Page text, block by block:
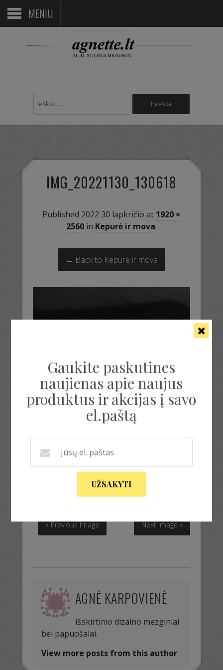
MENIU
IMG_20221130_130618
Published 2022 30 lapkričio at 1920 ×
2560in Kepurė ir mova.
← Back to Kepurė ir mova
« Previous Image Next Image »
AGNĖ KARPOVIENĖ
Išskirtinio dizaino mezginiai
bei papuošalai.
View more posts from this author
Gaukite paskutines
naujienas apie naujus
produktus ir akcijas į savo
el.paštą
UŽSAKYTI